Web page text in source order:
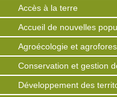
Accès à la terre
Accueil de nouvelles
Agroécologie et
Conservation et gestion
Développement des